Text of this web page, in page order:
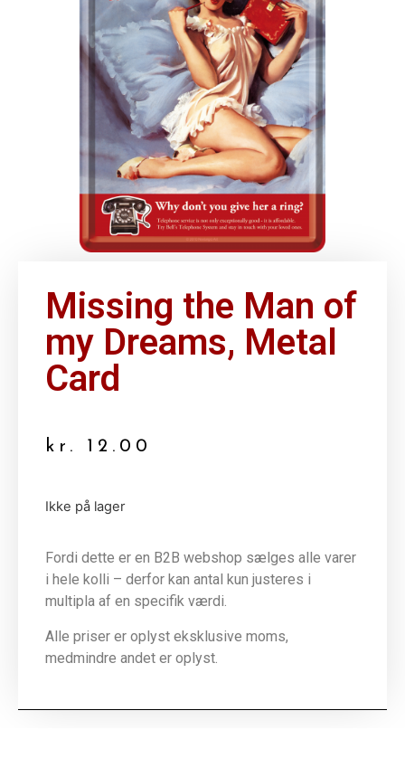
Missing the Man of
my Dreams, Metal
Card
kr. 12.00
Ikke på lager
Fordi dette er en B2B webshop sælges alle varer
i hele kolli – derfor kan antal kun justeres i
multipla af en specifik værdi.
Alle priser er oplyst eksklusive moms,
medmindre andet er oplyst.